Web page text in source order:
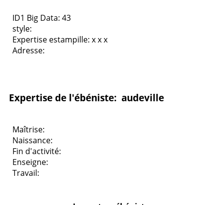
ID1 Big Data: 43
style:
Expertise estampille: x x x
Adresse:
Expertise de l'ébéniste: audeville
Maîtrise:
Naissance:
Fin d'activité:
Enseigne:
Travail: